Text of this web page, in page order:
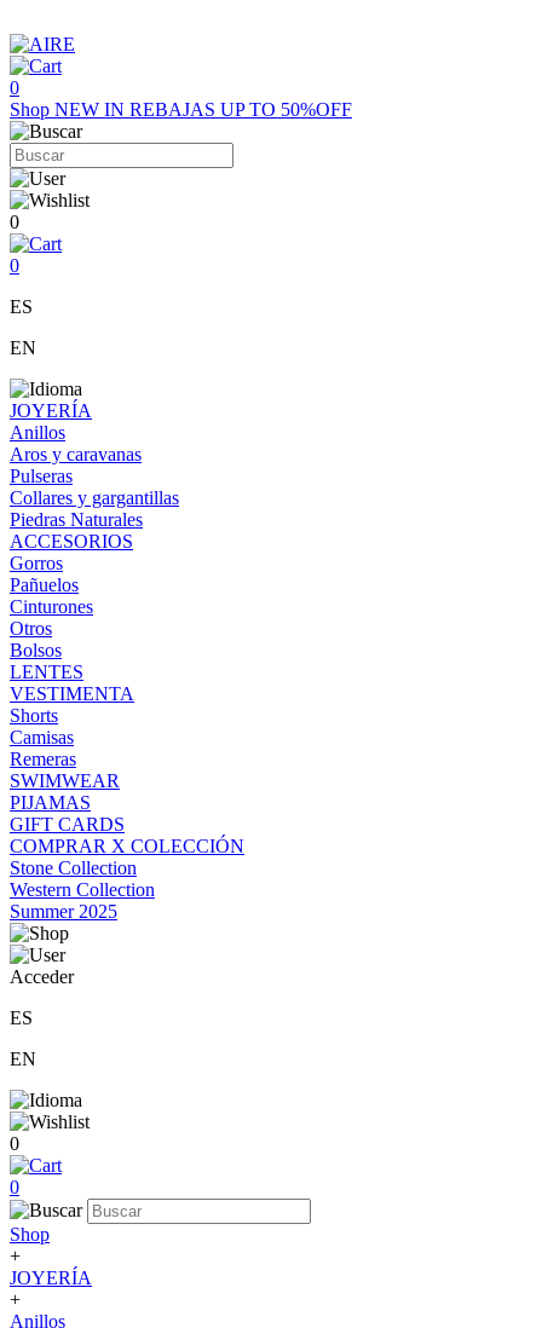
0
Shop NEW IN REBAJAS UP TO 50%OFF
0
0
ES
EN
JOYERÍA
Anillos
Aros y caravanas
Pulseras
Collares y gargantillas
Piedras Naturales
ACCESORIOS
Gorros
Pañuelos
Cinturones
Otros
Bolsos
LENTES
VESTIMENTA
Shorts
Camisas
Remeras
SWIMWEAR
PIJAMAS
GIFT CARDS
COMPRAR X COLECCIÓN
Stone Collection
Western Collection
Summer 2025
Acceder
ES
EN
0
0
Shop
+
JOYERÍA
+
Anillos